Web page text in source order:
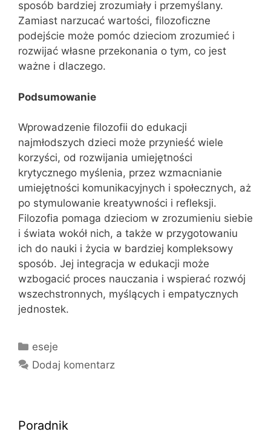
sposób bardziej zrozumiały i przemyślany.
Zamiast narzucać wartości, filozoficzne
podejście może pomóc dzieciom zrozumieć i
rozwijać własne przekonania o tym, co jest
ważne i dlaczego.
Podsumowanie
Wprowadzenie filozofii do edukacji
najmłodszych dzieci może przynieść wiele
korzyści, od rozwijania umiejętności
krytycznego myślenia, przez wzmacnianie
umiejętności komunikacyjnych i społecznych, aż
po stymulowanie kreatywności i refleksji.
Filozofia pomaga dzieciom w zrozumieniu siebie
i świata wokół nich, a także w przygotowaniu
ich do nauki i życia w bardziej kompleksowy
sposób. Jej integracja w edukacji może
wzbogacić proces nauczania i wspierać rozwój
wszechstronnych, myślących i empatycznych
jednostek.
Kategorie
eseje
Dodaj komentarz
Poradnik